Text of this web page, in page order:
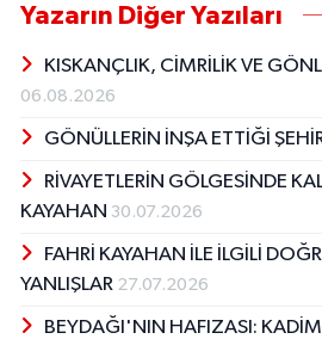
Yazarın Diğer Yazıları
KISKANÇLIK, CİMRİLİK VE
06.08.2026
GÖNÜLLERİN İNŞA ETTİĞİ
RİVAYETLERİN GÖLGESİNDE
KAYAHAN 30.07.2026
FAHRİ KAYAHAN İLE İLGİLİ
YANLIŞLAR 27.07.2026
BEYDAĞI'NIN HAFIZASI: KADİM